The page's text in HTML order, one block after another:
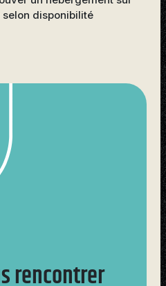
selon disponibilité
rencontrer